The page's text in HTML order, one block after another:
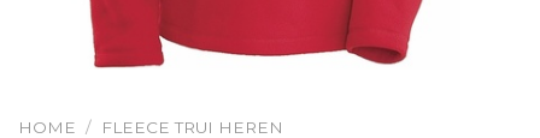
HOME / FLEECE TRUI HEREN